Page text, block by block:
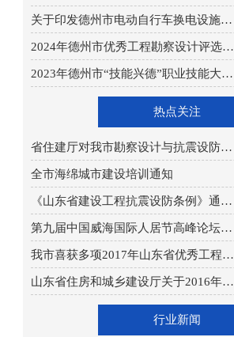
选获奖项目公示
关于印发德州市电动自行车换电设施建
设指引的通知
2024年德州市优秀工程勘察设计评选获
奖项目公示
2023年德州市“技能兴德”职业技能大赛
—建筑创意设计职业技能竞赛成绩的公
热点关注
省住建厅对我市勘察设计与抗震设防工
作 进行专项检查
全市海绵城市建设培训通知
《山东省建设工程抗震设防条例》通过
省人大审议颁布实施
第九届中国威海国际人居节高峰论坛和
建筑设计展览在威海成功举办
我市喜获多项2017年山东省优秀工程勘
察设计成果奖
山东省住房和城乡建设厅关于2016年度
全省工程勘察设计企业统计年报工作情
况的通报鲁建设函[2017]29号
行业新闻